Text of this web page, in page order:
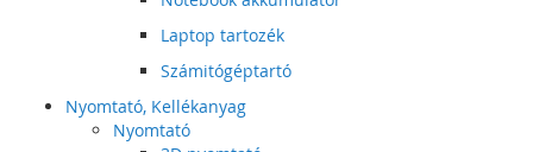
Laptop tartozék
Számitógéptartó
Nyomtató, Kellékanyag
Nyomtató